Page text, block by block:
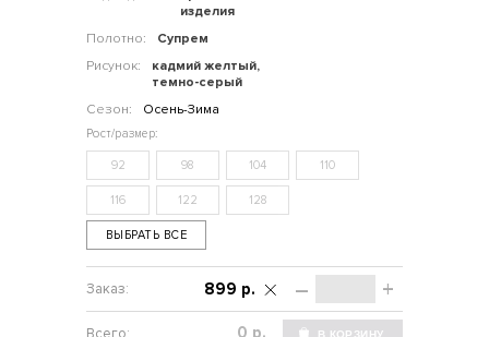
изделия
Полотно:
Супрем
Рисунок:
кадмий желтый,
темно-серый
Сезон:
Осень-Зима
92 98 104 110
116 122 128
ВЫБРАТЬ ВСЕ
– +
899 р.